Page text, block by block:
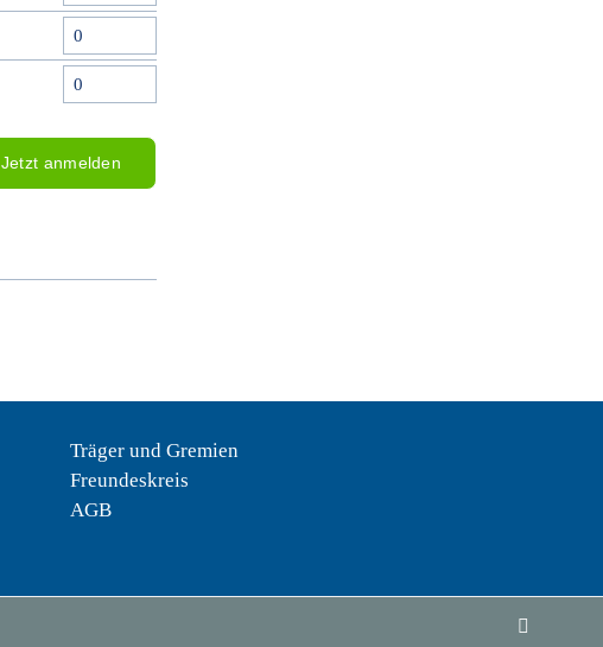
Jetzt anmelden
Träger und Gremien
Freundeskreis
AGB